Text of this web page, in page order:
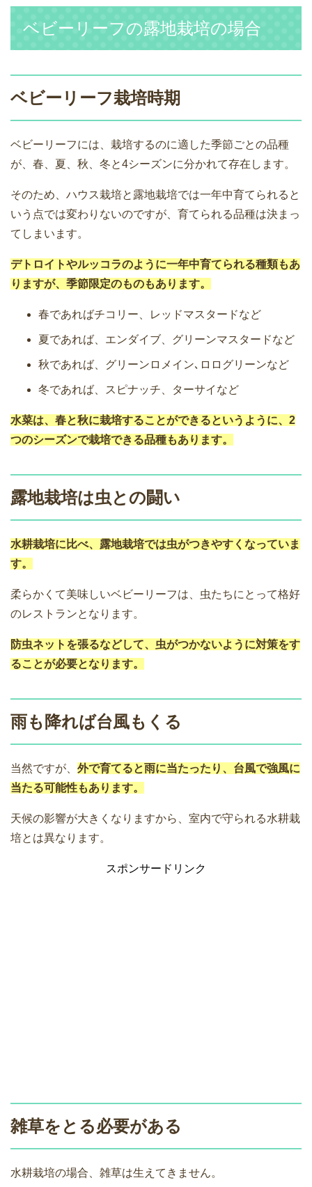
ベビーリーフの露地栽培の場合
ベビーリーフ栽培時期
ベビーリーフには、栽培するのに適した季節ごとの品種
が、春、夏、秋、冬と4シーズンに分かれて存在します。
そのため、ハウス栽培と露地栽培では一年中育てられると
いう点では変わりないのですが、育てられる品種は決まっ
てしまいます。
デトロイトやルッコラのように一年中育てられる種類もあ
りますが、季節限定のものもあります。
春であればチコリー、レッドマスタードなど
夏であれば、エンダイブ、グリーンマスタードなど
秋であれば、グリーンロメイン､ロログリーンなど
冬であれば、スピナッチ、ターサイなど
水菜は、春と秋に栽培することができるというように、2
つのシーズンで栽培できる品種もあります。
露地栽培は虫との闘い
水耕栽培に比べ、露地栽培では虫がつきやすくなっていま
す。
柔らかくて美味しいベビーリーフは、虫たちにとって格好
のレストランとなります。
防虫ネットを張るなどして、虫がつかないように対策をす
ることが必要となります。
雨も降れば台風もくる
当然ですが、 外で育てると雨に当たったり、台風で強風に
当たる可能性もあります。
天候の影響が大きくなりますから、室内で守られる水耕栽
培とは異なります。
スポンサードリンク
雑草をとる必要がある
水耕栽培の場合、雑草は生えてきません。